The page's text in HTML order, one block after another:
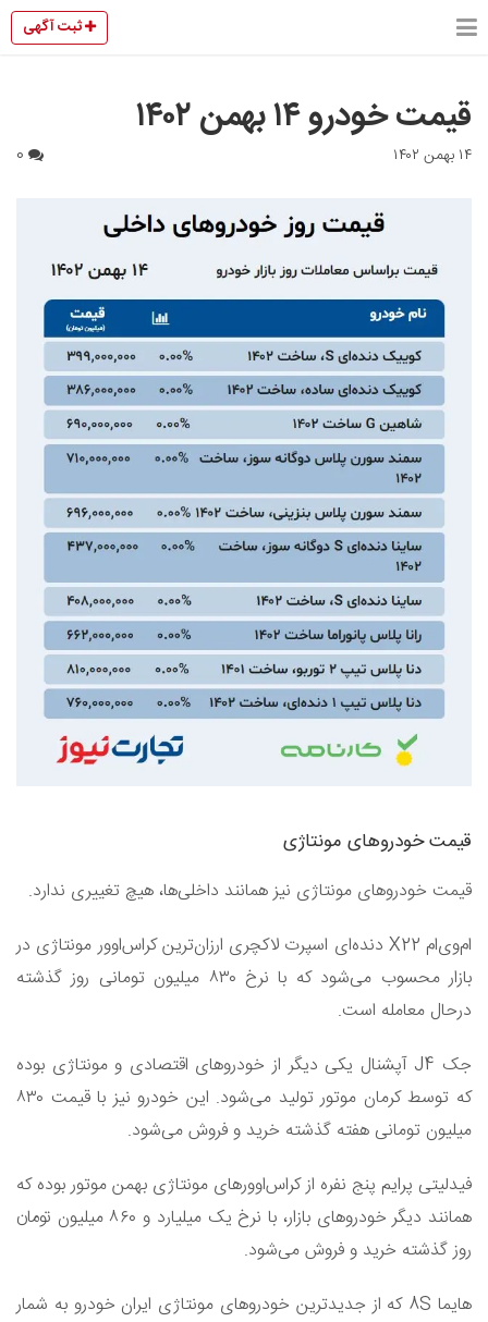
ثبت آگهی
قیمت خودرو ۱۴ بهمن ۱۴۰۲
۱۴ بهمن ۱۴۰۲
قیمت خودروهای مونتاژی
قیمت خودروهای مونتاژی نیز همانند داخلی‌ها، هیچ تغییری ندارد.
ام‌وی‌ام X22 دنده‌ای اسپرت لاکچری ارزان‌ترین کراس‌اوور مونتاژی در
بازار محسوب می‌شود که با نرخ ۸۳۰ میلیون تومانی روز گذشته
درحال معامله است.
جک J4 آپشنال یکی دیگر از خودروهای اقتصادی و مونتاژی بوده
که توسط کرمان موتور تولید می‌شود. این خودرو نیز با قیمت ۸۳۰
میلیون تومانی هفته گذشته خرید و فروش می‌شود.
فیدلیتی پرایم پنج نفره از کراس‌اوورهای مونتاژی بهمن موتور بوده که
همانند دیگر خودروهای بازار، با نرخ یک میلیارد و ۸۶۰ میلیون تومان
روز گذشته خرید و فروش می‌شود.
هایما 8S که از جدیدترین خودروهای مونتاژی ایران خودرو به شمار